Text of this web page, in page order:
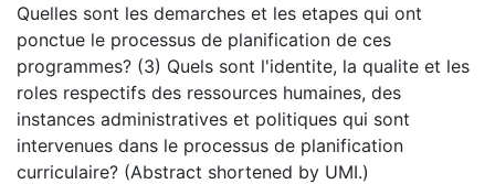
Quelles sont les demarches et les etapes qui ont
ponctue le processus de planification de ces
programmes? (3) Quels sont l'identite, la qualite et les
roles respectifs des ressources humaines, des
instances administratives et politiques qui sont
intervenues dans le processus de planification
curriculaire? (Abstract shortened by UMI.)